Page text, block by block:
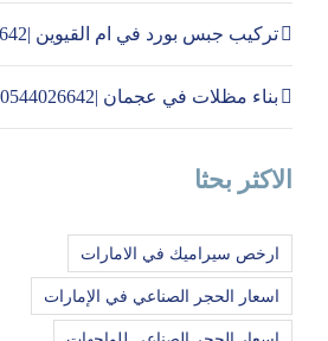
تركيب جبس بورد في ام القيوين |0544026642
بناء مظلات في عجمان |0544026642| مظلات سيارات
الاكثر بحثا
ارخص سيراميك في الامارات
اسعار الحجر الصناعي في الإمارات